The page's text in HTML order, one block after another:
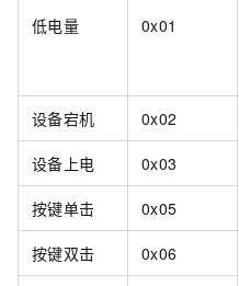
低电量 0x01
设备宕机 0x02
设备上电 0x03
按键单击 0x05
按键双击 0x06